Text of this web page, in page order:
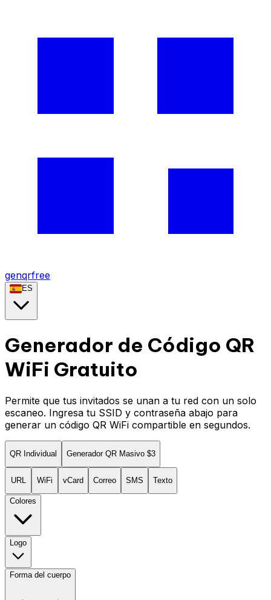
genqrfree
ES
Generador de Código QR
WiFi Gratuito
Permite que tus invitados se unan a tu red con un solo
escaneo. Ingresa tu SSID y contraseña abajo para
generar un código QR WiFi compartible en segundos.
QR Individual Generador QR Masivo $3
URL WiFi vCard Correo SMS Texto
Colores
Logo
Forma del cuerpo